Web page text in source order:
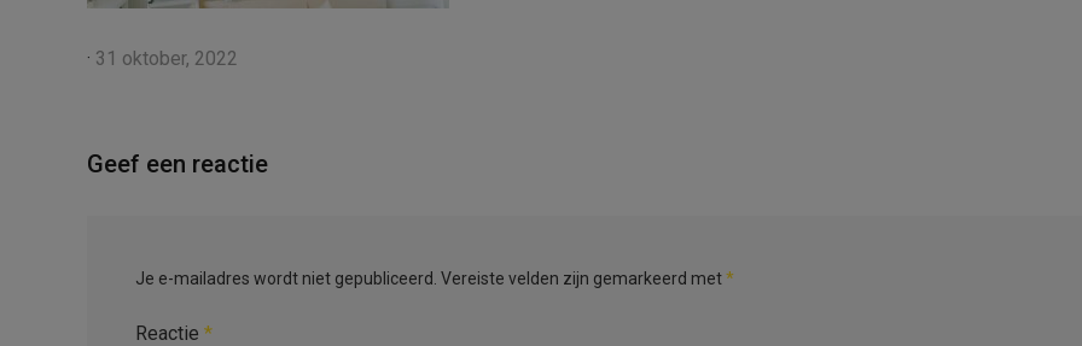
· 31 oktober, 2022
Geef een reactie
Je e-mailadres wordt niet gepubliceerd. Vereiste velden zijn gemarkeerd met*
Reactie *